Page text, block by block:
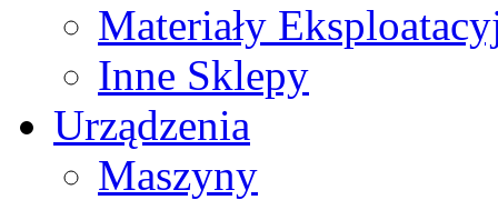
Materiały
Inne Sklepy
Urządzenia
Maszyny